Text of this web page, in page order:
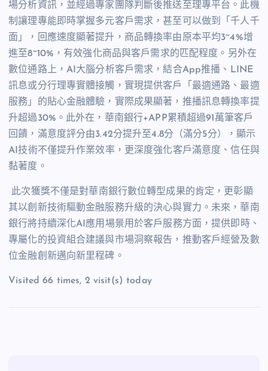
場分析資訊，並經過專家團隊判斷後推送至理專平台。此機
制讓理專能即時掌握多元客戶需求，甚至可以做到「千人千
面」，回應速度顯著提升，商品轉換率由原本平均3~4%增
進至8~10%，有效強化商品與客戶需求的匹配程度。另外在
數位通路上，AI大腦分析客戶需求，結合App推播、LINE
訊息或分行理專實體接觸，實現提供客戶「最適通路、最適
服務」的貼心金融體驗，實際成果顯著，推播訊息轉換率提
升超過30%。此外在，華南銀行+APP累積超過91萬筆客戶
回饋，滿意度評分由3.42分提升至4.8分（滿分5分），顯示
AI技術不僅提升作業效率，更深度強化客戶滿意度、信任與
黏著度。
此次獲獎不僅是對華南銀行數位轉型成果的肯定，更彰顯
其以創新技術驅動金融服務升級的決心與實力。未來，華南
銀行將持續深化AI應用場景用於客戶服務方面，提供即時、
專屬化的投資組合建議與市場洞察報告，推動客戶經營及數
位金融創新邁向新里程碑。
Visited 66 times, 2 visit(s) today